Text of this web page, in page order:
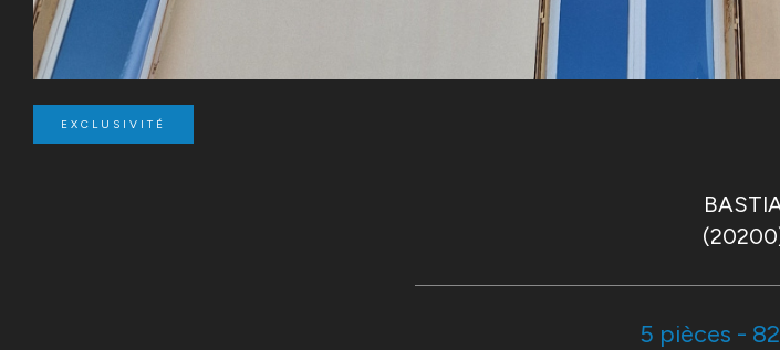
EXCLUSIVITÉ
5 pièces -